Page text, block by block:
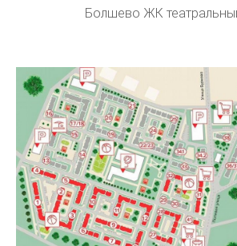
Болшево ЖК